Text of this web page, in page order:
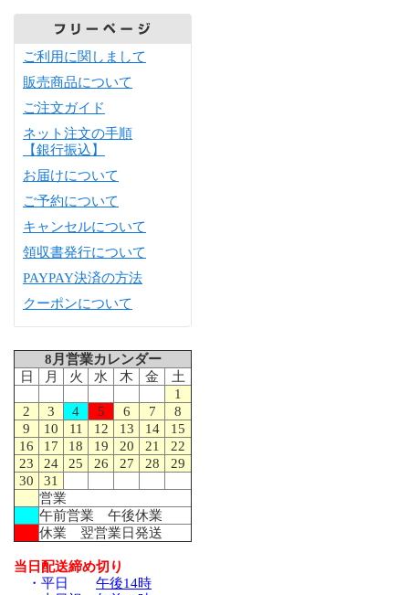
ご利用に関しまして
販売商品について
ご注文ガイド
ネット注文の手順
【銀行振込】
お届けについて
ご予約について
キャンセルについて
領収書発行について
PAYPAY決済の方法
クーポンについて
8月営業カレンダー
日
月 火 水 木 金
土
1
2
3 4 5 6 7
8
9
10 11 12 13 14
15
16
17 18 19 20 21
22
23
24 25 26 27 28
29
30
31
営業
午前営業 午後休業
休業 翌営業日発送
当日配送締め切り
・平日 午後14時